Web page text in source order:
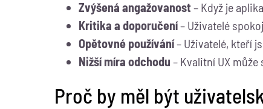
Zvýšená angažovanost– Když je
Kritika a doporučení– Uživatelé
Opětovné používání– Uživatelé, kteří
Nižší míra odchodu – Kvalitní UX
Proč by měl být